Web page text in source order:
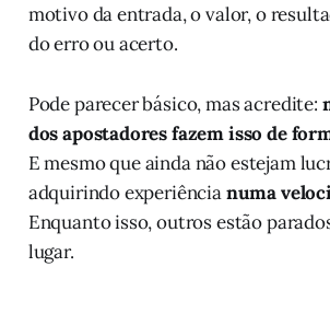
motivo da entrada, o valor, o
do erro ou acerto.
Pode parecer básico, mas acredite:
dos apostadores fazem isso de
E mesmo que ainda não estejam
adquirindo experiêncianuma
Enquanto isso, outros estão
lugar.